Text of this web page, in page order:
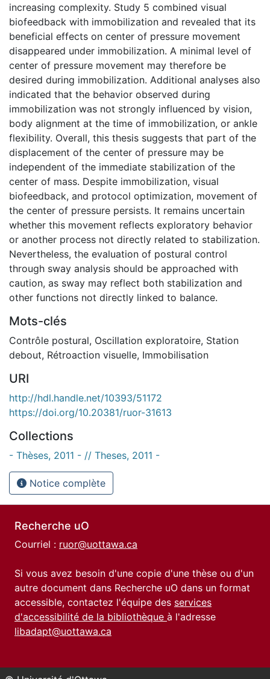
increasing complexity. Study 5 combined visual
biofeedback with immobilization and revealed that its
beneficial effects on center of pressure movement
disappeared under immobilization. A minimal level of
center of pressure movement may therefore be
desired during immobilization. Additional analyses also
indicated that the behavior observed during
immobilization was not strongly influenced by vision,
body alignment at the time of immobilization, or ankle
flexibility. Overall, this thesis suggests that part of the
displacement of the center of pressure may be
independent of the immediate stabilization of the
center of mass. Despite immobilization, visual
biofeedback, and protocol optimization, movement of
the center of pressure persists. It remains uncertain
whether this movement reflects exploratory behavior
or another process not directly related to stabilization.
Nevertheless, the evaluation of postural control
through sway analysis should be approached with
caution, as sway may reflect both stabilization and
other functions not directly linked to balance.
Mots-clés
Contrôle postural, Oscillation exploratoire, Station
debout, Rétroaction visuelle, Immobilisation
URI
http://hdl.handle.net/10393/51172
https://doi.org/10.20381/ruor-31613
Collections
- Thèses, 2011 - // Theses, 2011 -
Notice complète
Recherche uO
Courriel : ruor@uottawa.ca
Si vous avez besoin d'une copie d'une thèse ou d'un
autre document dans Recherche uO dans un format
accessible, contactez l'équipe des services
d'accessibilité de la bibliothèque à l'adresse
libadapt@uottawa.ca